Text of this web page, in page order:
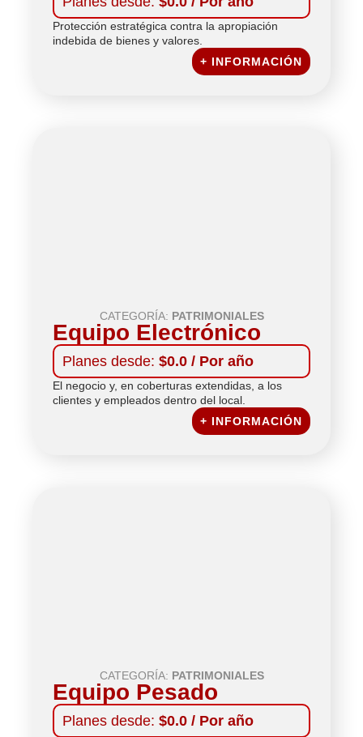
Protección estratégica contra la apropiación
indebida de bienes y valores.
+ INFORMACIÓN
CATEGORÍA: PATRIMONIALES
Equipo Electrónico
Planes desde: $0.0 / Por año
El negocio y, en coberturas extendidas, a los
clientes y empleados dentro del local.
+ INFORMACIÓN
CATEGORÍA: PATRIMONIALES
Equipo Pesado
Planes desde: $0.0 / Por año